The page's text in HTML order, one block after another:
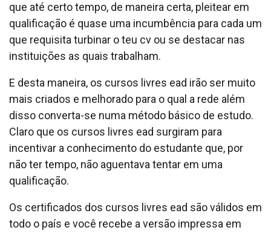
que até certo tempo, de maneira certa, pleitear em
qualificação é quase uma incumbência para cada um
que requisita turbinar o teu cv ou se destacar nas
instituições as quais trabalham.
E desta maneira, os cursos livres ead irão ser muito
mais criados e melhorado para o qual a rede além
disso converta-se numa método básico de estudo.
Claro que os cursos livres ead surgiram para
incentivar a conhecimento do estudante que, por
não ter tempo, não aguentava tentar em uma
qualificação.
Os certificados dos cursos livres ead são válidos em
todo o país e você recebe a versão impressa em